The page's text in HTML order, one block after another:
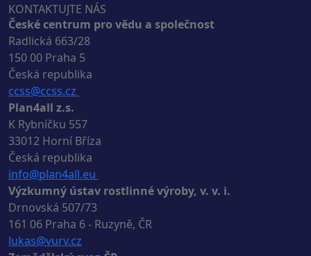
KONTAKTUJTE NÁS
České centrum pro vědu a společnost
Radlická 663/28
150 00 Praha 5
Česká republika
ccss@ccss.cz
Plan4all z.s.
K Rybníčku 557
33012 Horní Bříza
Česká republika
info@plan4all.eu
Výzkumný ústav rostlinné výroby, v. v. i.
Drnovská 507/73
161 06 Praha 6 - Ruzyně, ČR
lukas@vurv.cz